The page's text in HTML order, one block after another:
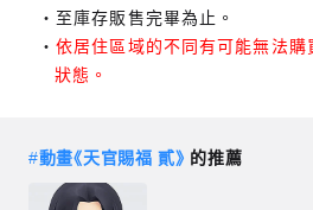
至庫存販售完畢為止。
依居住區域的不同有可能無法
狀態。
#動畫《天官賜福 貳》 的推薦